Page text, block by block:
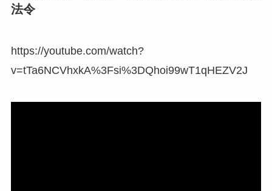
法令
https://youtube.com/watch?
v=tTa6NCVhxkA%3Fsi%3DQhoi99wT1qHEZV2J